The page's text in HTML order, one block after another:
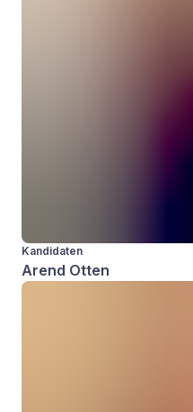
Kandidaten
Arend Otten